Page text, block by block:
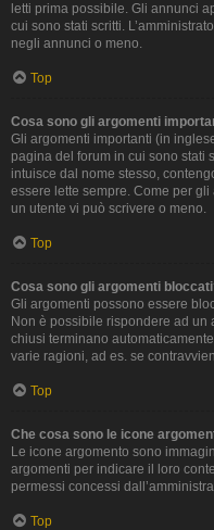
letti prima possibile. Gli annunci
cui sono stati scritti.
negli annunci o meno.
Top
Cosa sono gli argomenti
Gli argomenti importanti (in
pagina del forum in cui sono stati
intuisce dal nome stesso,
essere lette sempre. Come per
un utente vi può scrivere o meno.
Top
Cosa sono gli argomenti
Gli argomenti possono essere
Non è possibile rispondere ad un
chiusi terminano
varie ragioni, ad es. se
Top
Che cosa sono le icone
Le icone argomento sono
argomenti per indicare il loro
permessi concessi
Top